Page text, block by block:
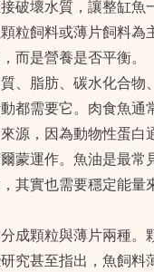
破壞水質，讓整缸魚
粒飼料或薄片飼料
而是營養是否平衡。
、脂肪、碳水化合
都需要它。肉食魚
源，因為動物性蛋白
蒙運作。魚油是最
其實也需要穩定能
成顆粒與薄片兩種。
究甚至指出，魚飼